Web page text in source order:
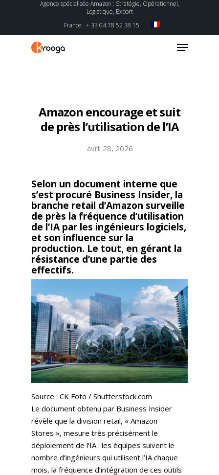
Agence spécialisée Amazon : Stratégie, Opérationnel,
Logistique, Export
France : + 33 04 78 52 38 15
Amazon encourage et suit
de près l’utilisation de l’IA
avril 28, 2026
Selon un document interne que
s’est procuré Business Insider, la
branche retail d’Amazon surveille
de près la fréquence d’utilisation
de l’IA par les ingénieurs logiciels,
et son influence sur la
production. Le tout, en gérant la
résistance d’une partie des
effectifs.
Source : CK Foto / Shutterstock.com
Le document obtenu par Business Insider
révèle que la division retail, « Amazon
Stores », mesure très précisément le
déploiement de l’IA : les équipes suivent le
nombre d’ingénieurs qui utilisent l’IA chaque
mois, la fréquence d’intégration de ces outils